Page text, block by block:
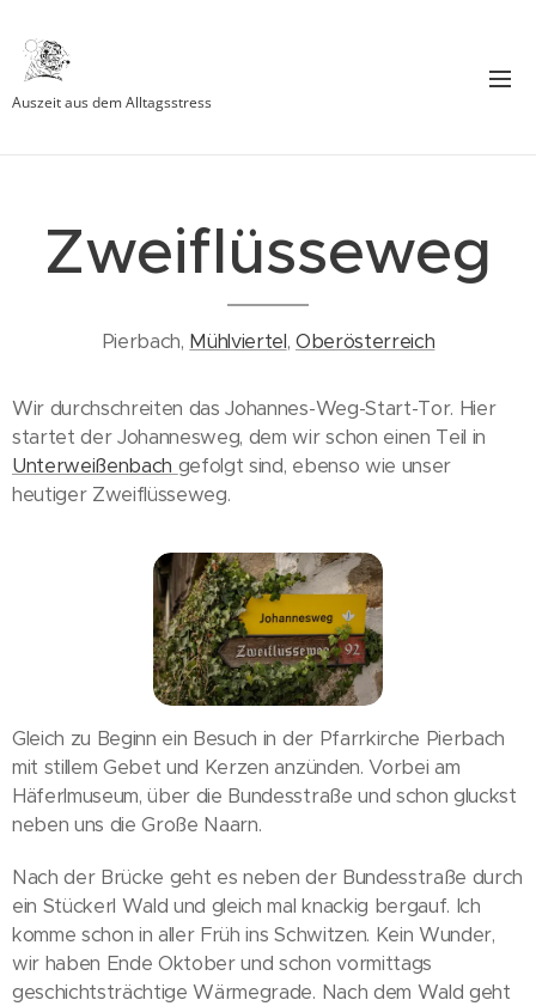
Auszeit aus dem Alltagsstress
Zweiflüsseweg
Pierbach, Mühlviertel,Oberösterreich
Wir durchschreiten das Johannes-Weg-Start-Tor. Hier
startet der Johannesweg, dem wir schon einen Teil in
Unterweißenbach gefolgt sind, ebenso wie unser
heutiger Zweiflüsseweg.
Gleich zu Beginn ein Besuch in der Pfarrkirche Pierbach
mit stillem Gebet und Kerzen anzünden. Vorbei am
Häferlmuseum, über die Bundesstraße und schon gluckst
neben uns die Große Naarn.
Nach der Brücke geht es neben der Bundesstraße durch
ein Stückerl Wald und gleich mal knackig bergauf. Ich
komme schon in aller Früh ins Schwitzen. Kein Wunder,
wir haben Ende Oktober und schon vormittags
geschichtsträchtige Wärmegrade. Nach dem Wald geht